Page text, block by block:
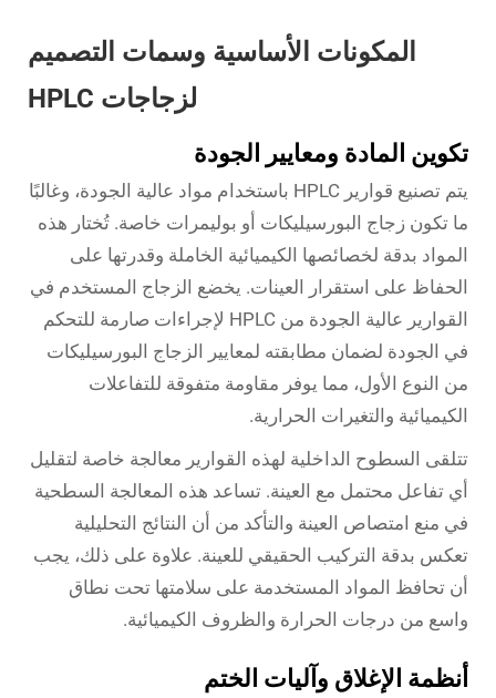
المكونات الأساسية وسمات التصميم
لزجاجات HPLC
تكوين المادة ومعايير الجودة
يتم تصنيع قوارير HPLC باستخدام مواد عالية الجودة، وغالبًا
ما تكون زجاج البورسيليكات أو بوليمرات خاصة. تُختار هذه
المواد بدقة لخصائصها الكيميائية الخاملة وقدرتها على
الحفاظ على استقرار العينات. يخضع الزجاج المستخدم في
القوارير عالية الجودة من HPLC لإجراءات صارمة للتحكم
في الجودة لضمان مطابقته لمعايير الزجاج البورسيليكات
من النوع الأول، مما يوفر مقاومة متفوقة للتفاعلات
الكيميائية والتغيرات الحرارية.
تتلقى السطوح الداخلية لهذه القوارير معالجة خاصة لتقليل
أي تفاعل محتمل مع العينة. تساعد هذه المعالجة السطحية
في منع امتصاص العينة والتأكد من أن النتائج التحليلية
تعكس بدقة التركيب الحقيقي للعينة. علاوة على ذلك، يجب
أن تحافظ المواد المستخدمة على سلامتها تحت نطاق
واسع من درجات الحرارة والظروف الكيميائية.
أنظمة الإغلاق وآليات الختم